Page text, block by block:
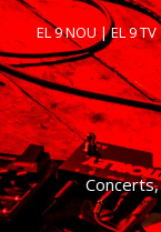
EL 9 NOU|EL 9 TV